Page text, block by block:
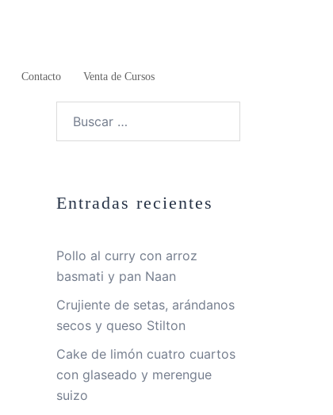
Contacto Venta de Cursos
Entradas recientes
Pollo al curry con arroz
basmati y pan Naan
Crujiente de setas, arándanos
secos y queso Stilton
Cake de limón cuatro cuartos
con glaseado y merengue
suizo